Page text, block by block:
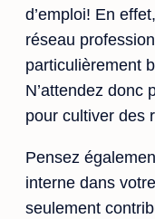
d’emploi! En
réseau
particulièrement
N’attendez donc
pour cultiver des
Pensez
interne dans
seulement